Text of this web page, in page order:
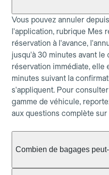
Vous pouvez annuler
l'application, rubrique Mes
réservation à l'avance,
jusqu'à 30 minutes avant le
réservation immédiate, elle
minutes suivant la
s'appliquent. Pour
gamme de véhicule,
aux questions complète sur
Combien de bagages